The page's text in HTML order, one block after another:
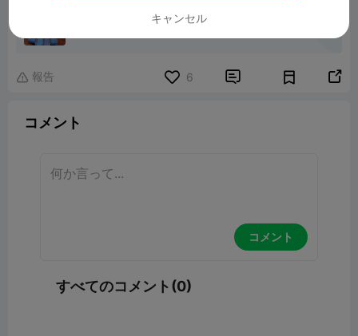
collapsible Holiday Tree
 報告 6  
コメント
コメント
すべてのコメント(0)
キャンセル